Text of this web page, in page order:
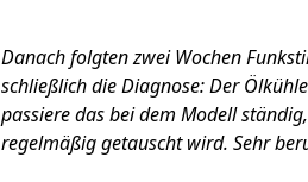
Danach folgten zwei Wochen
schließlich die Diagnose: Der
passiere das bei dem Modell
regelmäßig getauscht wird. Sehr